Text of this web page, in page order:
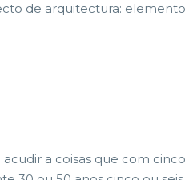
de arquitectura:
a coisas que com